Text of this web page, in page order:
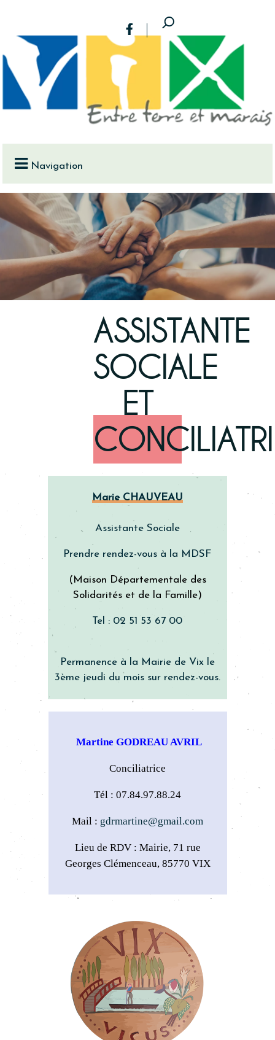
Navigation
ASSISTANTE
SOCIALE
ET
Marie CHAUVEAU
Assistante Sociale
Prendre rendez-vous à la MDSF
(Maison Départementale des
Solidarités et de la Famille)
Tel : 02 51 53 67 00
Permanence à la Mairie de Vix le
3ème jeudi du mois sur rendez-vous.
Martine GODREAU AVRIL
Conciliatrice
Tél : 07.84.97.88.24
Mail : gdrmartine@gmail.com
Lieu de RDV : Mairie, 71 rue
Georges Clémenceau, 85770 VIX